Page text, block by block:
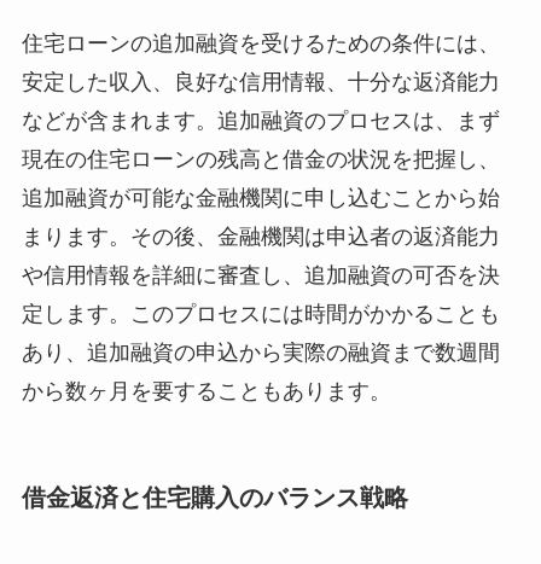
住宅ローンの追加融資を受けるための条件には、
安定した収入、良好な信用情報、十分な返済能力
などが含まれます。追加融資のプロセスは、まず
現在の住宅ローンの残高と借金の状況を把握し、
追加融資が可能な金融機関に申し込むことから始
まります。その後、金融機関は申込者の返済能力
や信用情報を詳細に審査し、追加融資の可否を決
定します。このプロセスには時間がかかることも
あり、追加融資の申込から実際の融資まで数週間
から数ヶ月を要することもあります。
借金返済と住宅購入のバランス戦略